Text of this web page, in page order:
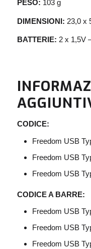
PESO: 103 g
DIMENSIONI: 23,0 x
BATTERIE: 2 x 1,5V
CODICE:
Freedom USB
Freedom USB
Freedom USB
CODICE A BARRE:
Freedom USB
Freedom USB
Freedom USB